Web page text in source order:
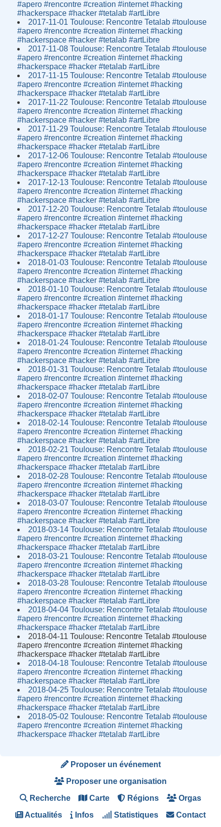
#apero #rencontre #creation #internet #hacking
#hackerspace #hacker #tetalab #artLibre
2017-11-01 Toulouse: Rencontre Tetalab #toulouse
#apero #rencontre #creation #internet #hacking
#hackerspace #hacker #tetalab #artLibre
2017-11-08 Toulouse: Rencontre Tetalab #toulouse
#apero #rencontre #creation #internet #hacking
#hackerspace #hacker #tetalab #artLibre
2017-11-15 Toulouse: Rencontre Tetalab #toulouse
#apero #rencontre #creation #internet #hacking
#hackerspace #hacker #tetalab #artLibre
2017-11-22 Toulouse: Rencontre Tetalab #toulouse
#apero #rencontre #creation #internet #hacking
#hackerspace #hacker #tetalab #artLibre
2017-11-29 Toulouse: Rencontre Tetalab #toulouse
#apero #rencontre #creation #internet #hacking
#hackerspace #hacker #tetalab #artLibre
2017-12-06 Toulouse: Rencontre Tetalab #toulouse
#apero #rencontre #creation #internet #hacking
#hackerspace #hacker #tetalab #artLibre
2017-12-13 Toulouse: Rencontre Tetalab #toulouse
#apero #rencontre #creation #internet #hacking
#hackerspace #hacker #tetalab #artLibre
2017-12-20 Toulouse: Rencontre Tetalab #toulouse
#apero #rencontre #creation #internet #hacking
#hackerspace #hacker #tetalab #artLibre
2017-12-27 Toulouse: Rencontre Tetalab #toulouse
#apero #rencontre #creation #internet #hacking
#hackerspace #hacker #tetalab #artLibre
2018-01-03 Toulouse: Rencontre Tetalab #toulouse
#apero #rencontre #creation #internet #hacking
#hackerspace #hacker #tetalab #artLibre
2018-01-10 Toulouse: Rencontre Tetalab #toulouse
#apero #rencontre #creation #internet #hacking
#hackerspace #hacker #tetalab #artLibre
2018-01-17 Toulouse: Rencontre Tetalab #toulouse
#apero #rencontre #creation #internet #hacking
#hackerspace #hacker #tetalab #artLibre
2018-01-24 Toulouse: Rencontre Tetalab #toulouse
#apero #rencontre #creation #internet #hacking
#hackerspace #hacker #tetalab #artLibre
2018-01-31 Toulouse: Rencontre Tetalab #toulouse
#apero #rencontre #creation #internet #hacking
#hackerspace #hacker #tetalab #artLibre
2018-02-07 Toulouse: Rencontre Tetalab #toulouse
#apero #rencontre #creation #internet #hacking
#hackerspace #hacker #tetalab #artLibre
2018-02-14 Toulouse: Rencontre Tetalab #toulouse
#apero #rencontre #creation #internet #hacking
#hackerspace #hacker #tetalab #artLibre
2018-02-21 Toulouse: Rencontre Tetalab #toulouse
#apero #rencontre #creation #internet #hacking
#hackerspace #hacker #tetalab #artLibre
2018-02-28 Toulouse: Rencontre Tetalab #toulouse
#apero #rencontre #creation #internet #hacking
#hackerspace #hacker #tetalab #artLibre
2018-03-07 Toulouse: Rencontre Tetalab #toulouse
#apero #rencontre #creation #internet #hacking
#hackerspace #hacker #tetalab #artLibre
2018-03-14 Toulouse: Rencontre Tetalab #toulouse
#apero #rencontre #creation #internet #hacking
#hackerspace #hacker #tetalab #artLibre
2018-03-21 Toulouse: Rencontre Tetalab #toulouse
#apero #rencontre #creation #internet #hacking
#hackerspace #hacker #tetalab #artLibre
2018-03-28 Toulouse: Rencontre Tetalab #toulouse
#apero #rencontre #creation #internet #hacking
#hackerspace #hacker #tetalab #artLibre
2018-04-04 Toulouse: Rencontre Tetalab #toulouse
#apero #rencontre #creation #internet #hacking
#hackerspace #hacker #tetalab #artLibre
2018-04-11 Toulouse: Rencontre Tetalab #toulouse
#apero #rencontre #creation #internet #hacking
#hackerspace #hacker #tetalab #artLibre
2018-04-18 Toulouse: Rencontre Tetalab #toulouse
#apero #rencontre #creation #internet #hacking
#hackerspace #hacker #tetalab #artLibre
2018-04-25 Toulouse: Rencontre Tetalab #toulouse
#apero #rencontre #creation #internet #hacking
#hackerspace #hacker #tetalab #artLibre
2018-05-02 Toulouse: Rencontre Tetalab #toulouse
#apero #rencontre #creation #internet #hacking
#hackerspace #hacker #tetalab #artLibre
Proposer un événement
Proposer une organisation
Recherche Carte Régions Orgas
Actualités Infos Statistiques Contact